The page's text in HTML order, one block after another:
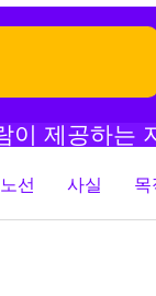
이 제공하는
선 사실 목